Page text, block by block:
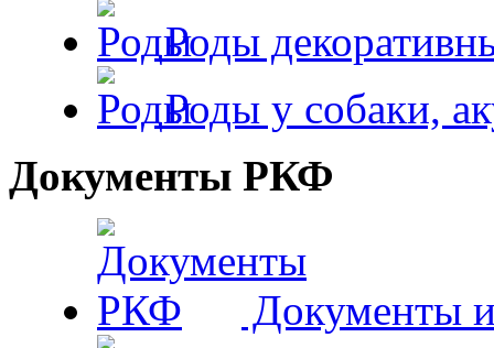
Роды
Роды у собаки,
Документы РКФ
Документы